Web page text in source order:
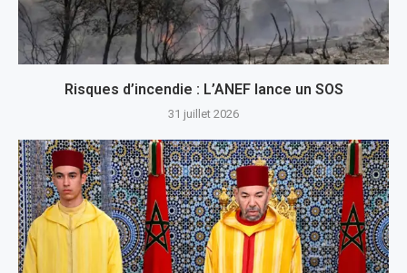
Risques d’incendie : L’ANEF lance un SOS
31 juillet 2026